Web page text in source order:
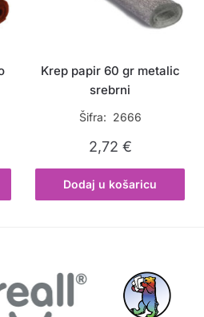
Krep papir 60 gr metalic
srebrni
Šifra: 2666
2,72 €
Dodaj u košaricu